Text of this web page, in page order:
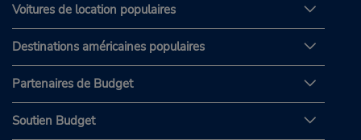
Voitures de location populaires
Destinations américaines populaires
Partenaires de Budget
Soutien Budget